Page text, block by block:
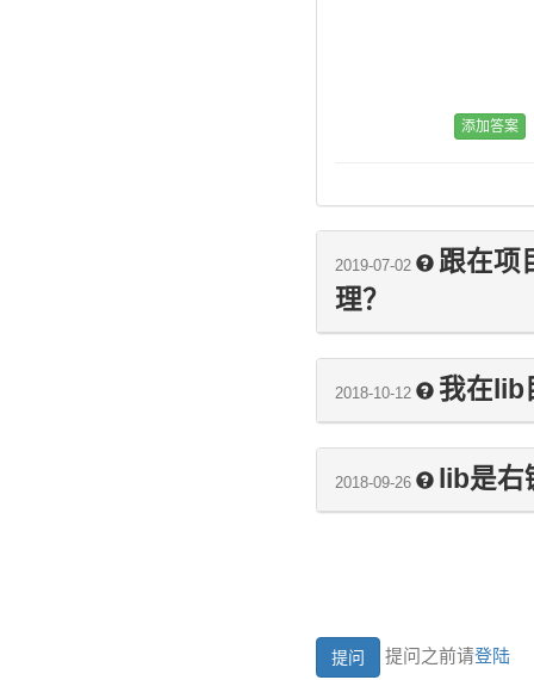
2019-07-02
跟在项
理？
2018-10-12 我在lib
2018-09-26 lib是
提问之前请登陆